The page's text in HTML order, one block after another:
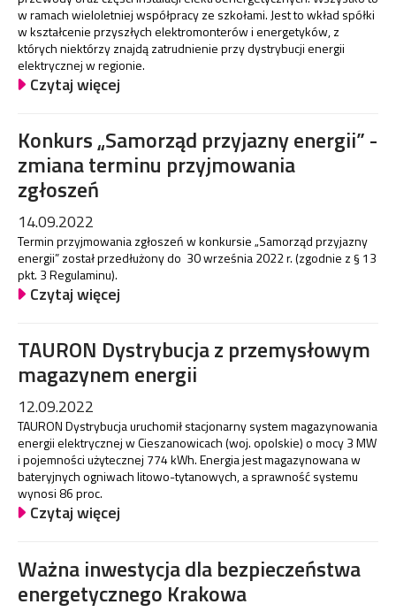
w ramach wieloletniej współpracy ze szkołami. Jest to wkład spółki
w kształcenie przyszłych elektromonterów i energetyków, z
których niektórzy znajdą zatrudnienie przy dystrybucji energii
elektrycznej w regionie.
Czytaj więcej
Konkurs „Samorząd przyjazny energii” -
zmiana terminu przyjmowania
zgłoszeń
14.09.2022
Termin przyjmowania zgłoszeń w konkursie „Samorząd przyjazny
energii” został przedłużony do 30 września 2022 r. (zgodnie z § 13
pkt. 3 Regulaminu).
Czytaj więcej
TAURON Dystrybucja z przemysłowym
magazynem energii
12.09.2022
TAURON Dystrybucja uruchomił stacjonarny system magazynowania
energii elektrycznej w Cieszanowicach (woj. opolskie) o mocy 3 MW
i pojemności użytecznej 774 kWh. Energia jest magazynowana w
bateryjnych ogniwach litowo-tytanowych, a sprawność systemu
wynosi 86 proc.
Czytaj więcej
Ważna inwestycja dla bezpieczeństwa
energetycznego Krakowa